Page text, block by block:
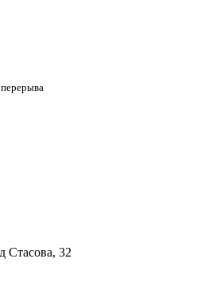
Стасова, 32